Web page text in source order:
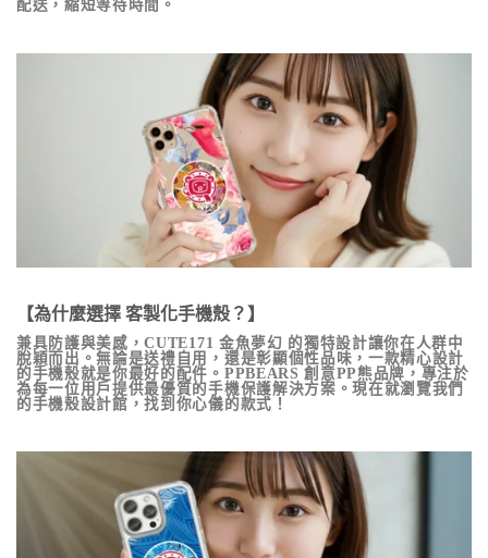
配送，縮短等待時間。
【為什麼選擇 客製化手機殼？】
兼具防護與美感，CUTE171 金魚夢幻 的獨特設計讓你在人群中
脫穎而出。無論是送禮自用，還是彰顯個性品味，一款精心設計
的手機殼就是你最好的配件。PPBEARS 創意PP熊品牌，專注於
為每一位用戶提供最優質的手機保護解決方案。現在就瀏覽我們
的手機殼設計館，找到你心儀的款式！